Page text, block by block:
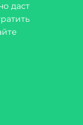
даст